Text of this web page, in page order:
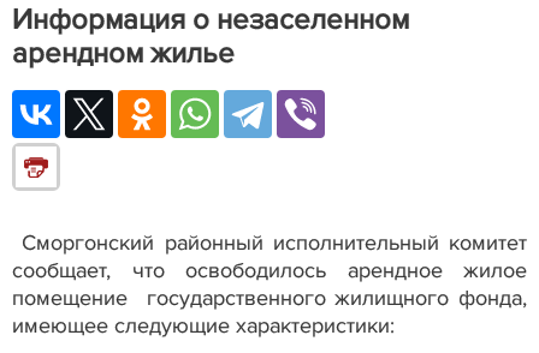
Информация о незаселенном
арендном жилье
Сморгонский районный исполнительный комитет
сообщает, что освободилось арендное жилое
помещение государственного жилищного фонда,
имеющее следующие характеристики: